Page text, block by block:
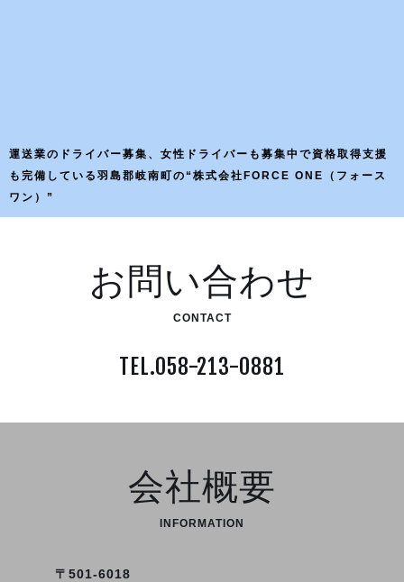
運送業のドライバー募集、女性ドライバーも募集中で資格取得支援
も完備している羽島郡岐南町の“株式会社FORCE ONE（フォース
ワン）”
お問い合わせ
CONTACT
TEL.058-213-0881
会社概要
INFORMATION
〒501-6018